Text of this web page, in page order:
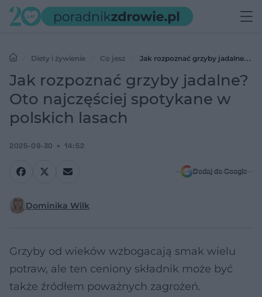
Diety i żywienie Co jesz
Jak rozpoznać grzyby jadalne?
Oto najczęściej spotykane w polskich lasach
Jak rozpoznać grzyby jadalne?
Oto najczęściej spotykane w
polskich lasach
2025-09-30 14:52
Dodaj do Google
Dominika Wilk
Grzyby od wieków wzbogacają smak wielu
potraw, ale ten ceniony składnik może być
także źródłem poważnych zagrożeń.